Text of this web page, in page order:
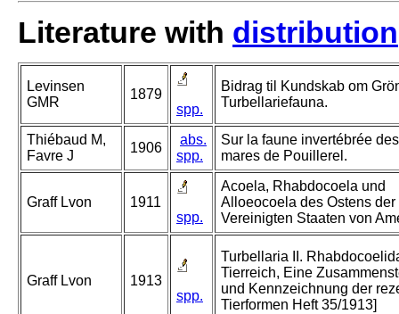
Literature with distribution
Levinsen
GMR
1879
spp.
Bidrag til Kundskab om
Turbellariefauna.
Thiébaud M,
Favre J
1906
abs.
spp.
Sur la faune invertébrée des
mares de Pouillerel.
Graff Lvon
1911
spp.
Acoela, Rhabdocoela und
Alloeocoela des Ostens der
Vereinigten Staaten von
Graff Lvon
1913
spp.
Turbellaria II.
Tierreich, Eine
und Kennzeichnung der
Tierformen Heft 35/1913]